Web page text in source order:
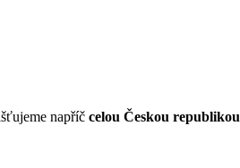
napříč celou Českou republikou